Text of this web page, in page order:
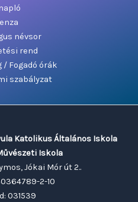
névsor
rend
/ Fogadó órák
szabályzat
Katolikus Általános Iskola
Iskola
Jókai Mór út 2..
2-10
031539